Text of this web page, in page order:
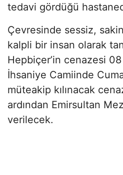
tedavi gördüğü
Çevresinde sessiz,
kalpli bir insan olarak
Hepbiçer’in cenazesi
İhsaniye Camiinde
müteakip kılınacak
ardından Emirsultan
verilecek.